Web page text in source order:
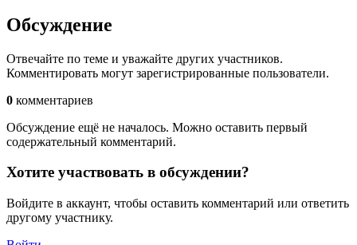
Обсуждение
Отвечайте по теме и уважайте других участников.
Комментировать могут зарегистрированные пользователи.
0 комментариев
Обсуждение ещё не началось. Можно оставить первый
содержательный комментарий.
Хотите участвовать в обсуждении?
Войдите в аккаунт, чтобы оставить комментарий или ответить
другому участнику.